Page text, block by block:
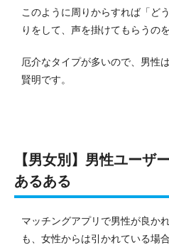
このように周りからすれば「ど
りをして、声を掛けてもらうの
厄介なタイプが多いので、男性
賢明です。
【男女別】男性ユーザ
あるある
マッチングアプリで男性が良か
も、女性からは引かれている場